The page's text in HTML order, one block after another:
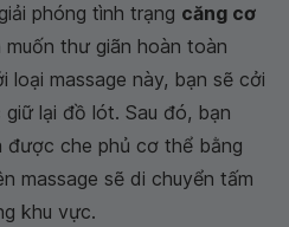
phóng tình trạng căng cơ
thư giãn hoàn toàn
loại massage này, bạn sẽ cởi
lại đồ lót. Sau đó, bạn
được che phủ cơ thể bằng
massage sẽ di chuyển tấm
khu vực.